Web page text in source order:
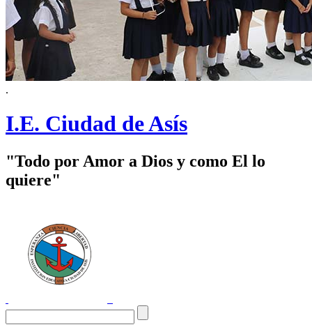
.
I.E. Ciudad de Asís
"Todo por Amor a Dios y como El lo
quiere"